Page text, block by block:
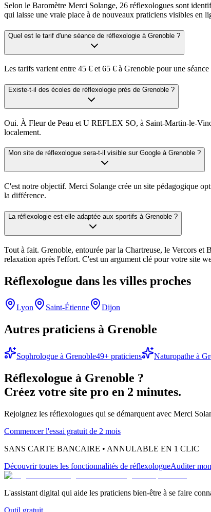
Selon le Baromètre Merci Solange, 26 réflexologues sont
qui laisse une vraie place à de nouveaux praticiens visibles en
Quel est le tarif d'une séance de réflexologie à Grenoble ?
Les tarifs varient entre 45 € et 65 € à Grenoble pour une
Existe-t-il des écoles de réflexologie près de Grenoble ?
Oui. À Fleur de Peau et U REFLEX SO, à Saint-Martin-le-
localement.
Mon site de réflexologue sera-t-il visible sur Google à Grenoble ?
C'est notre objectif. Merci Solange crée un site pédagogique
la différence.
La réflexologie est-elle adaptée aux sportifs à Grenoble ?
Tout à fait. Grenoble, entourée par la Chartreuse, le Vercors
relaxation après l'effort. C'est un argument clé pour votre site
Réflexologue dans les villes proches
Lyon Saint-Étienne Dijon
Autres praticiens à Grenoble
Sophrologue à Grenoble49+ praticiens Naturopathe à
Réflexologue à Grenoble ?
Créez votre site pro en 2 minutes.
Rejoignez les réflexologues qui se démarquent avec Merci
Commencer l'essai gratuit de 2 mois
SANS CARTE BANCAIRE • ANNULABLE EN 1 CLIC
Découvrir toutes les fonctionnalités de réflexologueAuditer
L'assistant digital qui aide les praticiens bien-être à se faire
Outil gratuit